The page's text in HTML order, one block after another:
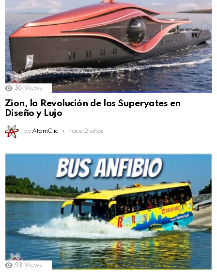
36 Views
Zion, la Revolución de los Superyates en
Diseño y Lujo
by AtomClic hace 2 años
93 Views